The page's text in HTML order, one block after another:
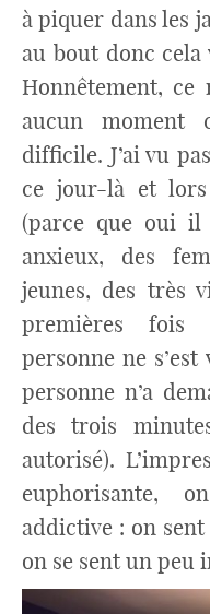
à piquer dans les
au bout donc
Honnêtement, ce
aucun moment
difficile. J’ai vu
ce jour-là et lors
(parce que oui il
anxieux, des
jeunes, des très
premières fois
personne ne
personne n’a
des trois
autorisé).
euphorisante,
addictive : on sent
on se sent un peu